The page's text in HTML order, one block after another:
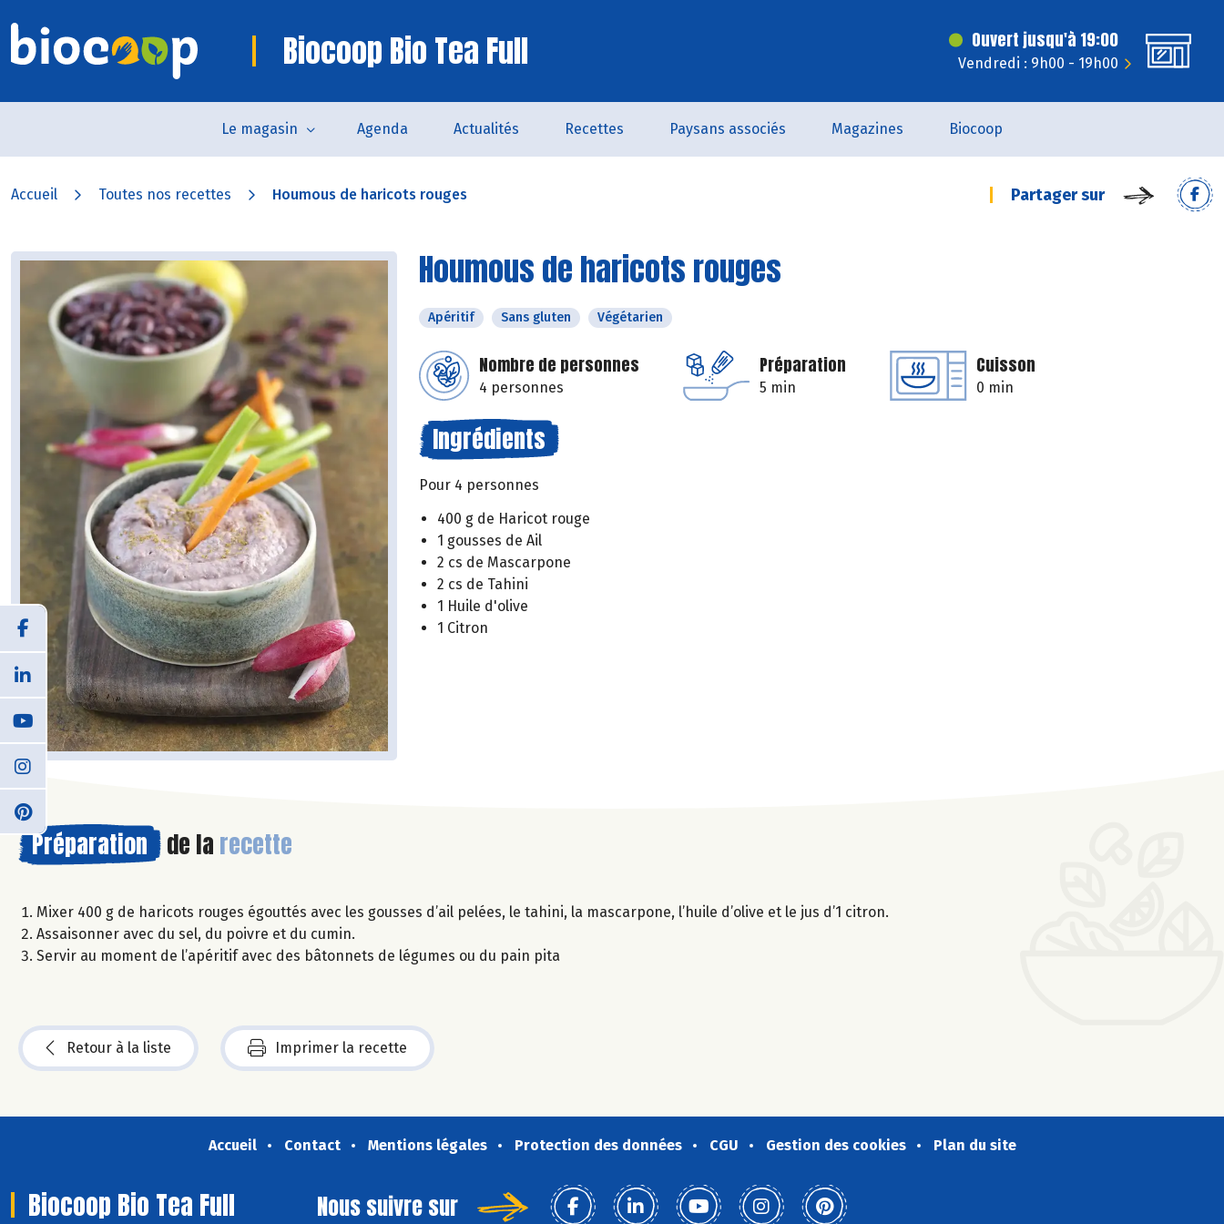
Biocoop Bio Tea Full Ouvert jusqu'à 19:00
Vendredi : 9h00 - 19h00
Le magasin Agenda Actualités Recettes Paysans associés Magazines Biocoop
Accueil Toutes nos recettes Houmous de haricots rouges Partager sur
Houmous de haricots rouges
Apéritif Sans gluten Végétarien
Nombre de personnes
4 personnes
Préparation
5 min
Cuisson
0 min
Ingrédients
Pour 4 personnes
400 g de Haricot rouge
1 gousses de Ail
2 cs de Mascarpone
2 cs de Tahini
1 Huile d'olive
1 Citron
Préparation de la recette
Mixer 400 g de haricots rouges égouttés avec les gousses d’ail pelées, le tahini, la mascarpone, l’huile d’olive et le jus d’1 citron.
Assaisonner avec du sel, du poivre et du cumin.
Servir au moment de l’apéritif avec des bâtonnets de légumes ou du pain pita
Retour à la liste Imprimer la recette
Accueil Contact Mentions légales Protection des données CGU Gestion des cookies Plan du site
Biocoop Bio Tea Full Nous suivre sur